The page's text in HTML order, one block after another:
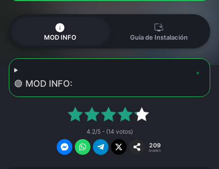
info
MOD INFO
install_desktop
Guía de Instalación
🟢 MOD INFO:
4.2/5 - (14 votos)
209
SHARES